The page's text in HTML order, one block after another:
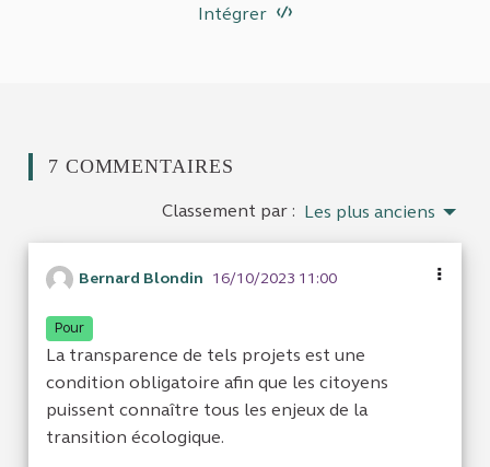
Intégrer
7 COMMENTAIRES
Classement par : Les plus anciens
Bernard Blondin 16/10/2023 11:00
Pour
La transparence de tels projets est une
condition obligatoire afin que les citoyens
puissent connaître tous les enjeux de la
transition écologique.